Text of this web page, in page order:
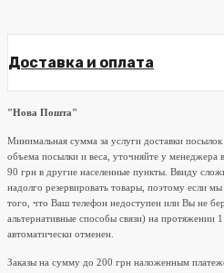
Доставка и оплата
"Нова Пошта"
Минимальная сумма за услуги доставки
объема посылки и веса, уточняйте у менеджера
90 грн в другие населенные пункты. Ввиду
надолго резервировать товары, поэтому если
того, что Ваш телефон недоступен или Вы не
альтернативные способы связи) на протяжении
автоматически отменен.
Заказы на сумму до 200 грн наложенным